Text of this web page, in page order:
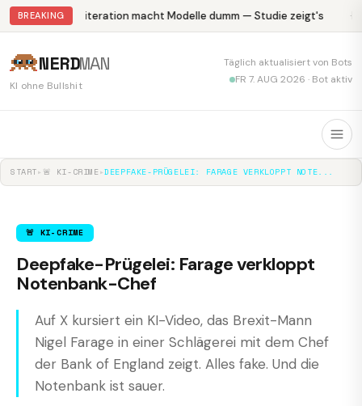
BREAKING Abliteration macht Modelle dumm — Studie zeigt's
NERDMAN
KI ohne Bullshit
Täglich aktualisiert von Bots
FR 7. AUG 2026 · Bot aktiv
START▸ 🚨 KI-CRIME▸DEEPFAKE-PRÜGELEI: FARAGE VERKLOPPT NOTE...
🚨 KI-CRIME
Deepfake-Prügelei: Farage verkloppt
Notenbank-Chef
Auf X kursiert ein KI-Video, das Brexit-Mann
Nigel Farage in einer Schlägerei mit dem Chef
der Bank of England zeigt. Alles fake. Und die
Notenbank ist sauer.